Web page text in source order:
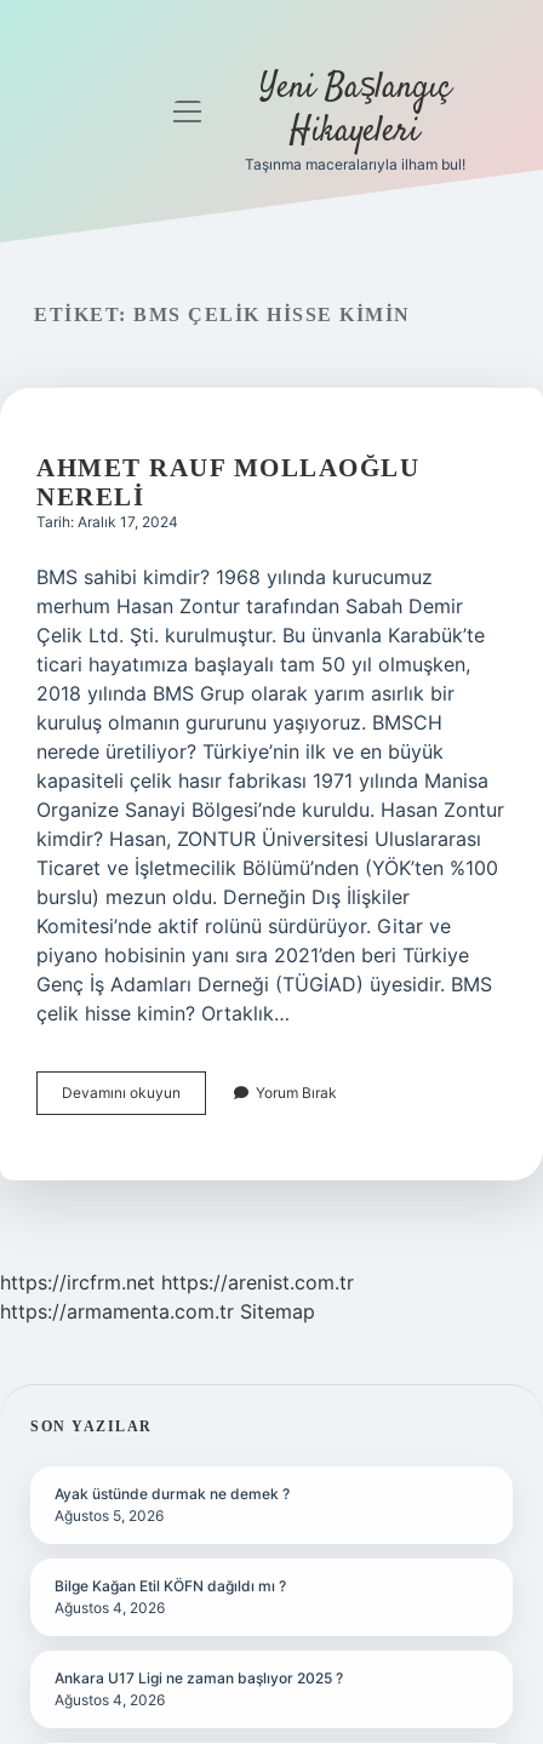
Gizlilik
Yasal Uyarı
Hakkımızda
menüyü
Yeni Başlangıç
Hikayeleri
Taşınma maceralarıyla ilham bul!
ETIKET: BMS ÇELIK HISSE KIMIN
AHMET RAUF MOLLAOĞLU
NERELI
Tarih: Aralık 17, 2024
BMS sahibi kimdir? 1968 yılında kurucumuz
merhum Hasan Zontur tarafından Sabah Demir
Çelik Ltd. Şti. kurulmuştur. Bu ünvanla Karabük’te
ticari hayatımıza başlayalı tam 50 yıl olmuşken,
2018 yılında BMS Grup olarak yarım asırlık bir
kuruluş olmanın gururunu yaşıyoruz. BMSCH
nerede üretiliyor? Türkiye’nin ilk ve en büyük
kapasiteli çelik hasır fabrikası 1971 yılında Manisa
Organize Sanayi Bölgesi’nde kuruldu. Hasan Zontur
kimdir? Hasan, ZONTUR Üniversitesi Uluslararası
Ticaret ve İşletmecilik Bölümü’nden (YÖK’ten %100
burslu) mezun oldu. Derneğin Dış İlişkiler
Komitesi’nde aktif rolünü sürdürüyor. Gitar ve
piyano hobisinin yanı sıra 2021’den beri Türkiye
Genç İş Adamları Derneği (TÜGİAD) üyesidir. BMS
çelik hisse kimin? Ortaklık…
Devamını okuyun
Rauf
Yorum Bırak
https://ircfrm.net https://arenist.com.tr
https://armamenta.com.tr Sitemap
SIDEBAR
SON YAZILAR
Ayak üstünde durmak ne demek ?
Ağustos 5, 2026
Bilge Kağan Etil KÖFN dağıldı mı ?
Ağustos 4, 2026
Ankara U17 Ligi ne zaman başlıyor 2025 ?
Ağustos 4, 2026